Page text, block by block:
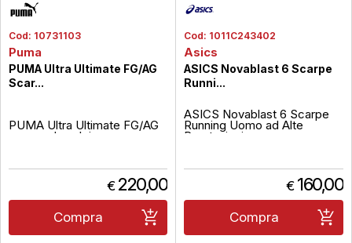
Cod: 10731103
Puma
PUMA Ultra Ultimate FG/AG
Scar...
PUMA Ultra Ultimate FG/AG
scarpe da calcio per
Le scarpe da calcio PUMA
Ultra Ultimate FG/AG
rappresentano la scelta
ideale per chi cerca velocità,
leggerezza e controllo sui
campi in erba naturale e
€ 220,00
Compra
Cod: 1011C243402
Asics
ASICS Novablast 6 Scarpe
Runni...
ASICS Novablast 6 Scarpe
Running Uomo ad Alte
Prestazioni
generazione di scarpe da
running progettate per offrire
un'esperienza di corsa
reattiva, confortevole e
dinamica. Pensate per runner
che cercano leggerezza,
ammortizzazione avanzata...
€ 160,00
Compra